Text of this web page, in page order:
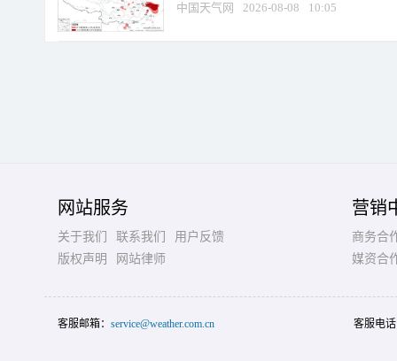
中国天气网 2026-08-08 10:05
网站服务
关于我们 联系我们
用户反馈
版权声明
网站律师
营销
商务合
媒资合
客服邮箱： service@weather.com.cn 客服电